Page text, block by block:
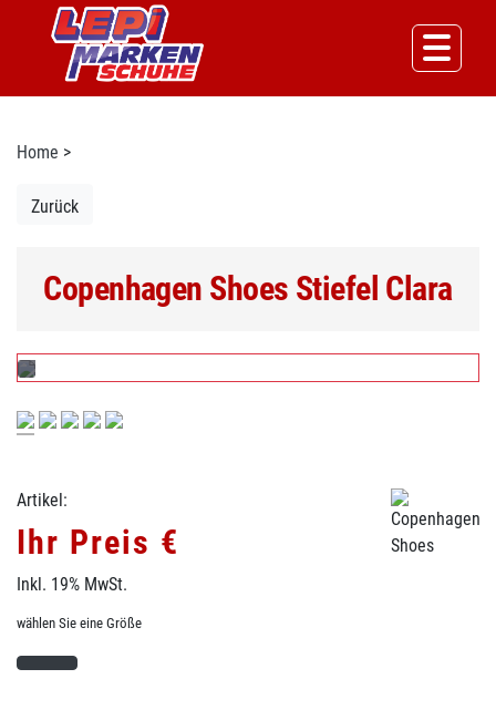
Home >
Zurück
Copenhagen Shoes Stiefel Clara
Artikel:
Ihr Preis €
Inkl. 19% MwSt.
wählen Sie eine Größe